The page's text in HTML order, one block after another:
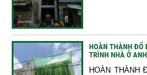
HOÀN THÀNH ĐỔ
TRÌNH NHÀ Ở
HOÀN THÀNH